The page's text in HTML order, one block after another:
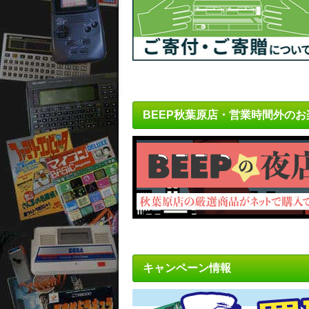
BEEP秋葉原店・営業時間外のお
キャンペーン情報